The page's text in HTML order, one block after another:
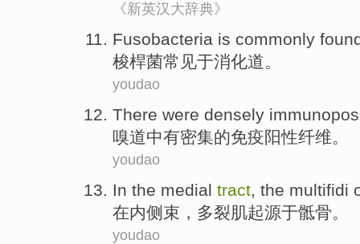
《新英汉大辞典》
Fusobacteria is commonly
梭桿菌常见于消化道。
youdao
There were densely
嗅道中有密集的免疫阳性纤维。
youdao
In the medial tract the multifidi
在内侧束，多裂 肌起源于骶骨。
youdao